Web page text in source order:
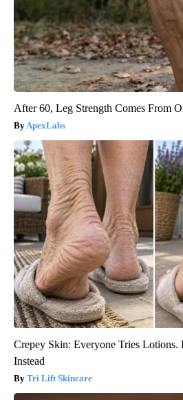
After 60, Leg Strength Comes From
ApexLabs
Crepey Skin: Everyone Tries Lotions.
Instead
Tri Lift Skincare